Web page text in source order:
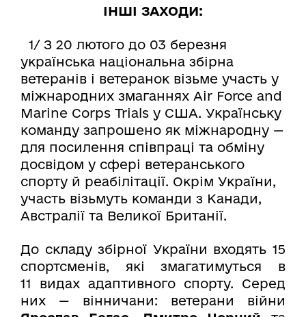
ІНШІ ЗАХОДИ:
1/ З 20 лютого до 03 березня
українська національна збірна
ветеранів і ветеранок візьме участь у
міжнародних змаганнях Air Force and
Marine Corps Trials у США. Українську
команду запрошено як міжнародну —
для посилення співпраці та обміну
досвідом у сфері ветеранського
спорту й реабілітації. Окрім України,
участь візьмуть команди з Канади,
Австралії та Великої Британії.
До складу збірної України входять 15
спортсменів, які змагатимуться в
11 видах адаптивного спорту. Серед
них — вінничани: ветерани війни